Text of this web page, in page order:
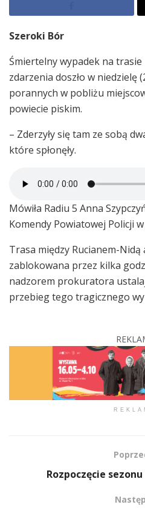
Szeroki Bór
Śmiertelny wypadek na trasie
zdarzenia doszło w niedzielę
porannych w pobliżu
powiecie piskim.
– Zderzyły się tam ze sobą
które spłonęły.
Mówiła Radiu 5 Anna
Komendy Powiatowej Policji w
Trasa między Rucianem-Nidą
zablokowana przez kilka
nadzorem prokuratora
przebieg tego tragicznego
Rozpoczęcie